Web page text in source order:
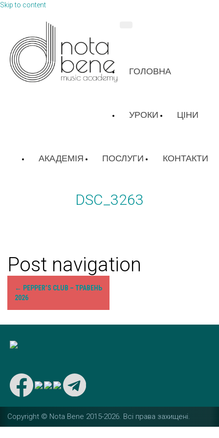
Skip to content
ГОЛОВНА
УРОКИ ЦІНИ
АКАДЕМІЯ ПОСЛУГИ КОНТАКТИ
DSC_3263
Post navigation
← PEPPER’S CLUB – ТРАВЕНЬ
2026
Copyright © Nota Bene 2015-2026. Вcі права захищені.